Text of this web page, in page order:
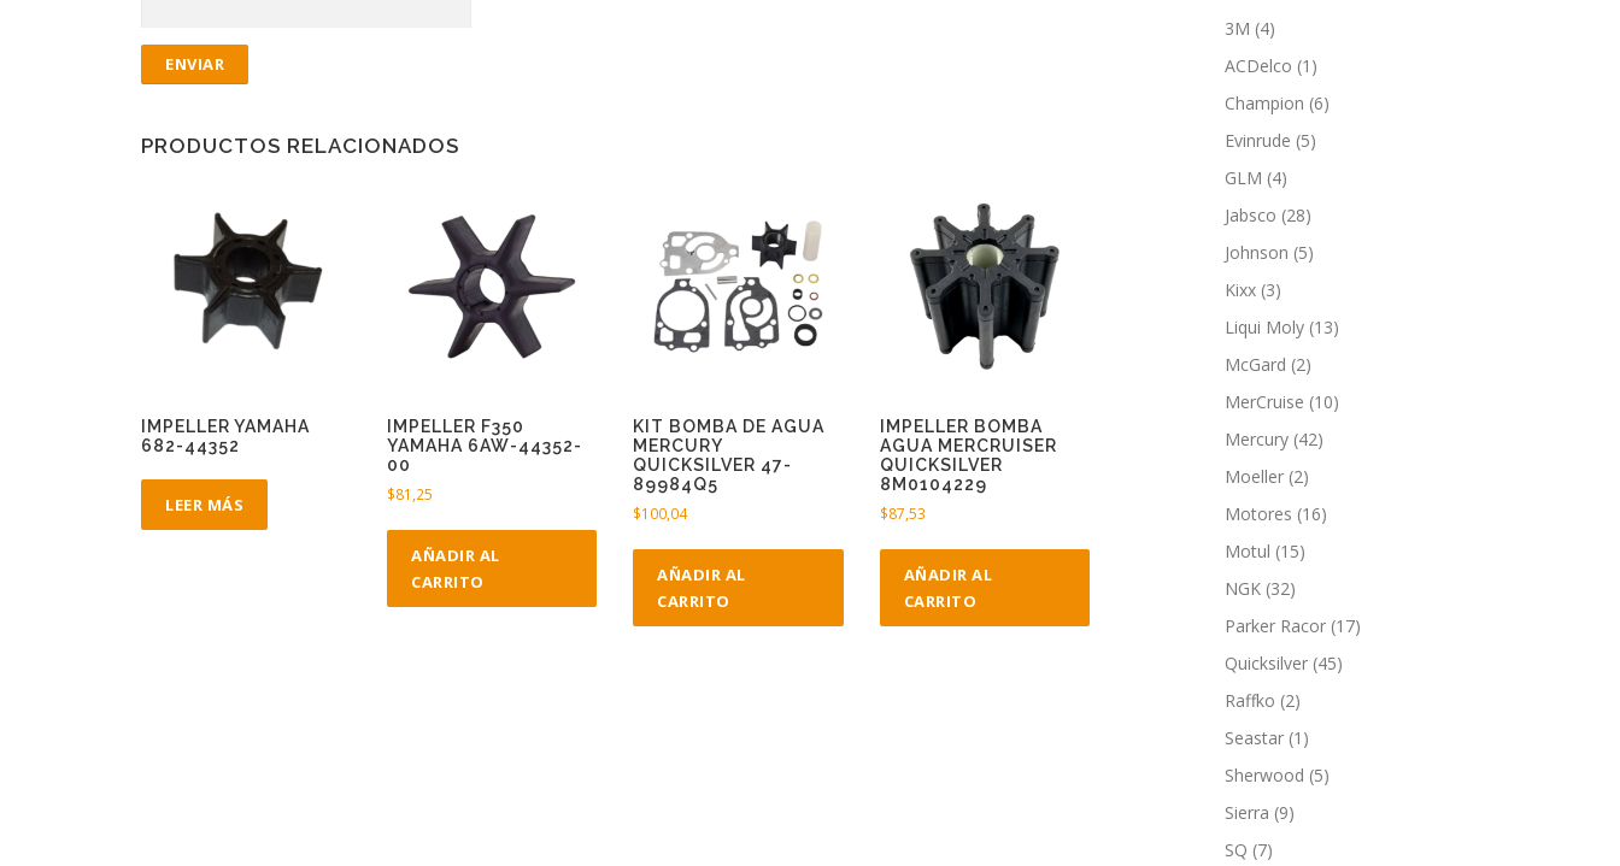
PRODUCTOS RELACIONADOS
IMPELLER YAMAHA
682-44352
LEER MÁS
IMPELLER F350
YAMAHA 6AW-44352-
00
$81,25
AÑADIR AL
CARRITO
KIT BOMBA DE AGUA
MERCURY
QUICKSILVER 47-
89984Q5
$100,04
AÑADIR AL
CARRITO
IMPELLER BOMBA
AGUA MERCRUISER
QUICKSILVER
8M0104229
$87,53
AÑADIR AL
CARRITO
3M (4)
ACDelco (1)
Champion (6)
Evinrude (5)
GLM (4)
Jabsco (28)
Johnson (5)
Kixx (3)
Liqui Moly (13)
McGard (2)
MerCruise (10)
Mercury (42)
Moeller (2)
Motores (16)
Motul (15)
NGK (32)
Parker Racor (17)
Quicksilver (45)
Raffko (2)
Seastar (1)
Sherwood (5)
Sierra (9)
SQ (7)